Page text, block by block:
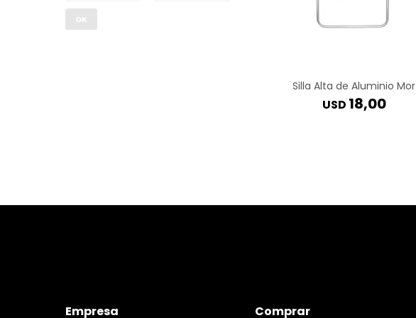
Silla Alta de Aluminio Mor
USD 18,00
OK
Empresa Comprar